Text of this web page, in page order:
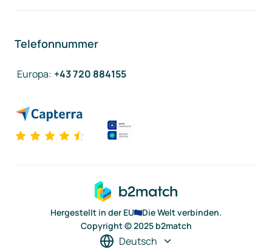
Telefonnummer
Europa: +43 720 884155
Hergestellt in der EU
Die Welt verbinden.
Copyright © 2025 b2match
Deutsch